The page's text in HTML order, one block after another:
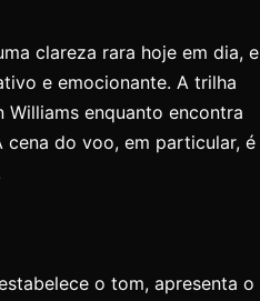
clareza rara hoje em dia, e
e emocionante. A trilha
enquanto encontra
do voo, em particular, é
o tom, apresenta o